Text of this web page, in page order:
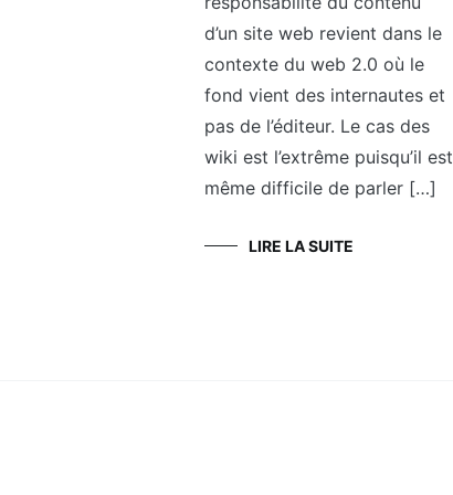
d’un site web revient dans le
contexte du web 2.0 où le
fond vient des internautes et
pas de l’éditeur. Le cas des
wiki est l’extrême puisqu’il est
même difficile de parler […]
LIRE LA SUITE